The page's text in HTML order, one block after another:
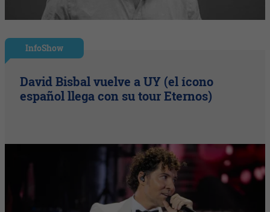
InfoShow
David Bisbal vuelve a UY (el ícono
español llega con su tour Eternos)